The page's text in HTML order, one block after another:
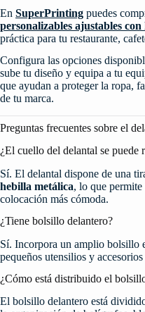
En SuperPrinting puedes
personalizables ajustables con
práctica para tu restaurante,
Configura las opciones
sube tu diseño y equipa a tu
que ayudan a proteger la ropa,
de tu marca.
Preguntas frecuentes sobre el
¿El cuello del delantal se puede
Sí. El delantal dispone de una
hebilla metálica, lo que permite
colocación más cómoda.
¿Tiene bolsillo delantero?
Sí. Incorpora un amplio bolsillo
pequeños utensilios y
¿Cómo está distribuido el
El bolsillo delantero está